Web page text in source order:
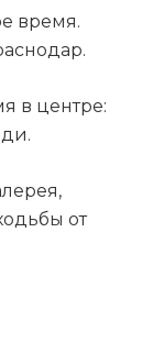
время.
в центре:
от